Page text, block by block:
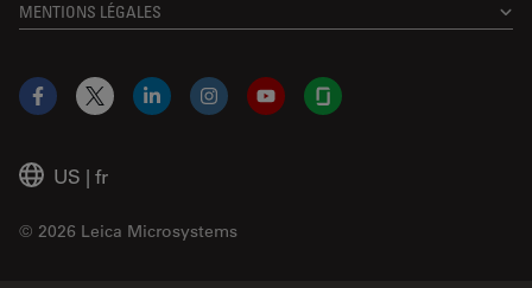
MENTIONS LÉGALES
US | fr
© 2026 Leica Microsystems
Facebook
X LinkedInInstagramYouTubeGlassdoor